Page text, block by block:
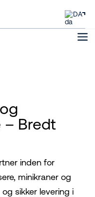
DA
Bredt
inden for
minikraner og
sikker levering i